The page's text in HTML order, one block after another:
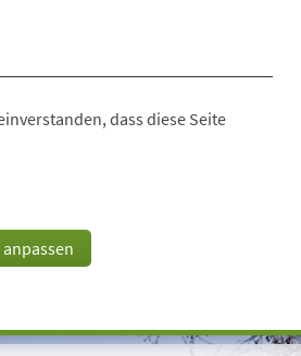
dass diese Seite